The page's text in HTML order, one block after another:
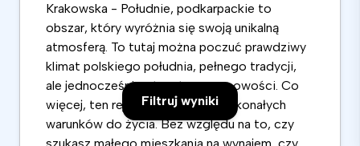
Filtruj wyniki
Krakowska - Południe, podkarpackie to
obszar, który wyróżnia się swoją unikalną
atmosferą. To tutaj można poczuć prawdziwy
klimat polskiego południa, pełnego tradycji,
ale jednocześnie otwartego na nowości. Co
więcej, ten rejon jest znany z doskonałych
warunków do życia. Bez względu na to, czy